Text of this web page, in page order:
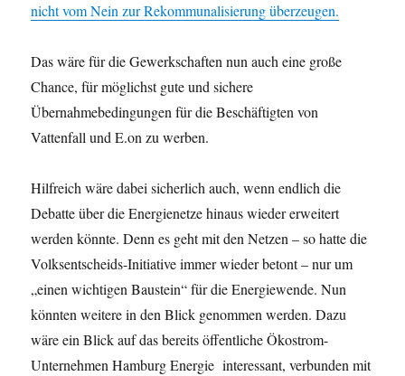
nicht vom Nein zur Rekommunalisierung überzeugen.
Das wäre für die Gewerkschaften nun auch eine große
Chance, für möglichst gute und sichere
Übernahmebedingungen für die Beschäftigten von
Vattenfall und E.on zu werben.
Hilfreich wäre dabei sicherlich auch, wenn endlich die
Debatte über die Energienetze hinaus wieder erweitert
werden könnte. Denn es geht mit den Netzen – so hatte die
Volksentscheids-Initiative immer wieder betont – nur um
„einen wichtigen Baustein“ für die Energiewende. Nun
könnten weitere in den Blick genommen werden. Dazu
wäre ein Blick auf das bereits öffentliche Ökostrom-
Unternehmen Hamburg Energie interessant, verbunden mit